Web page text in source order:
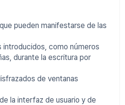
pueden manifestarse de las
introducidos, como números
durante la escritura por
de ventanas
la interfaz de usuario y de